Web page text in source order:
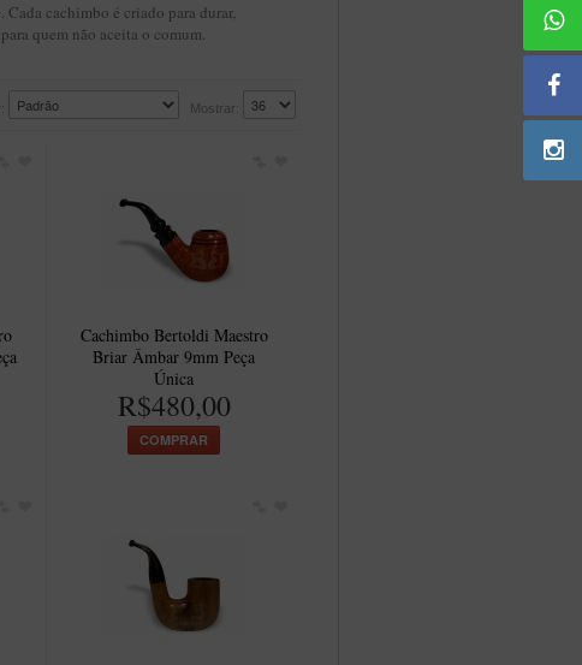
cachimbo é criado para durar,
quem não aceita o comum.
Mostrar:
Cachimbo Bertoldi Maestro
Briar Âmbar 9mm Peça
Única
R$480,00
COMPRAR